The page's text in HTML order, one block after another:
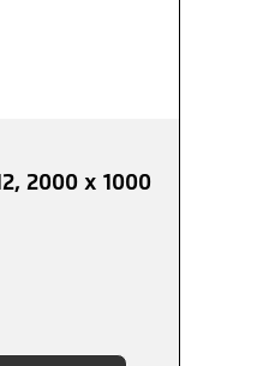
2000 x 1000